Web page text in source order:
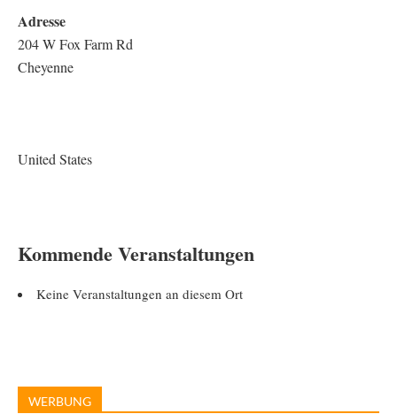
Adresse
204 W Fox Farm Rd
Cheyenne
United States
Kommende Veranstaltungen
Keine Veranstaltungen an diesem Ort
WERBUNG